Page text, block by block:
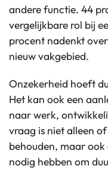
andere functie. 44
vergelijkbare rol bij
procent nadenkt
nieuw vakgebied.
Onzekerheid hoeft
Het kan ook een
naar werk,
vraag is niet alleen
behouden, maar
nodig hebben om